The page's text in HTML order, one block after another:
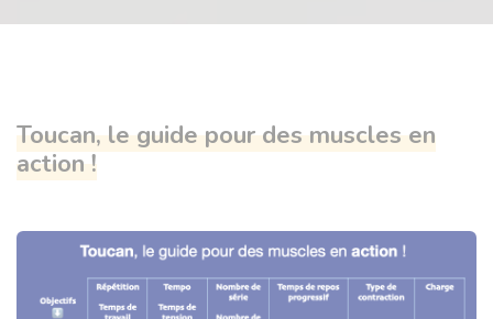
Toucan, le guide pour des muscles en
action !